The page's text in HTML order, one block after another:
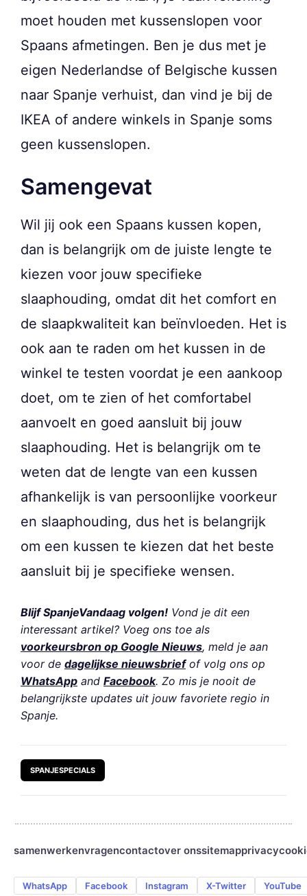
moet houden met kussenslopen voor
Spaans afmetingen. Ben je dus met je
eigen Nederlandse of Belgische kussen
naar Spanje verhuist, dan vind je bij de
IKEA of andere winkels in Spanje soms
geen kussenslopen.
Samengevat
Wil jij ook een Spaans kussen kopen,
dan is belangrijk om de juiste lengte te
kiezen voor jouw specifieke
slaaphouding, omdat dit het comfort en
de slaapkwaliteit kan beïnvloeden. Het is
ook aan te raden om het kussen in de
winkel te testen voordat je een aankoop
doet, om te zien of het comfortabel
aanvoelt en goed aansluit bij jouw
slaaphouding. Het is belangrijk om te
weten dat de lengte van een kussen
afhankelijk is van persoonlijke voorkeur
en slaaphouding, dus het is belangrijk
om een kussen te kiezen dat het beste
aansluit bij je specifieke wensen.
Blijf SpanjeVandaag volgen! Vond je dit een
interessant artikel? Voeg ons toe als
voorkeursbron op Google Nieuws, meld je aan
voor de dagelijkse nieuwsbriefof volg ons op
WhatsApp and Facebook. Zo mis je nooit de
belangrijkste updates uit jouw favoriete regio in
Spanje.
SPANJESPECIALS
samenwerkenvragencontactover onssitemapprivacy
WhatsApp Facebook Instagram X-Twitter YouTube